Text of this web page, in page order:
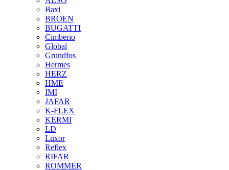
Baxi
BROEN
BUGATTI
Cimberio
Global
Grundfos
Hermes
HERZ
HME
IMI
JAFAR
K-FLEX
KERMI
LD
Luxor
Reflex
RIFAR
ROMMER